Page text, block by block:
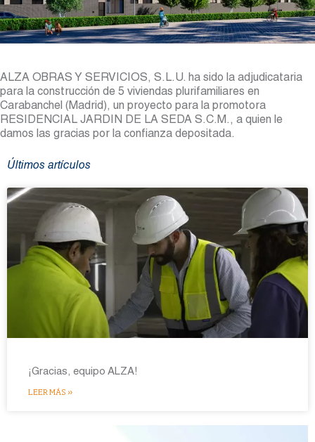
ALZA OBRAS Y SERVICIOS, S.L.U. ha sido la adjudicataria
para la construcción de 5 viviendas plurifamiliares en
Carabanchel (Madrid), un proyecto para la promotora
RESIDENCIAL JARDIN DE LA SEDA S.C.M., a quien le
damos las gracias por la confianza depositada.
Últimos artículos
¡Gracias, equipo ALZA!
LEER MÁS »